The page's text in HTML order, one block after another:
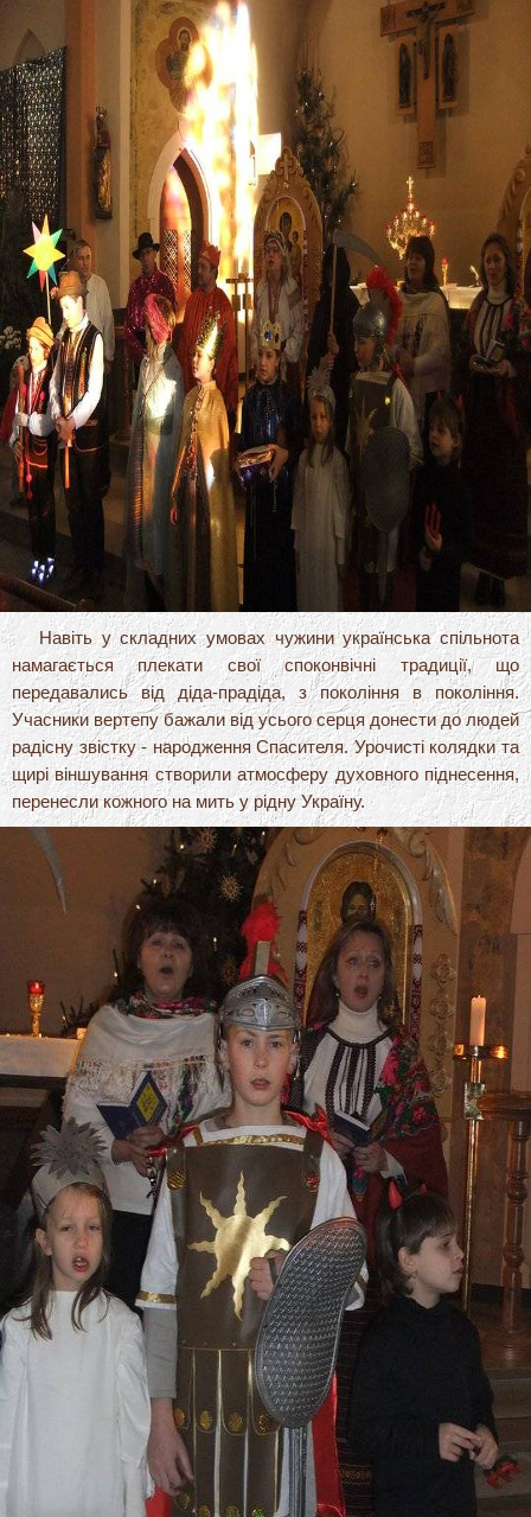
Навіть у складних умовах чужини українська спільнота
намагається плекати свої споконвічні традиції, що
передавались від діда-прадіда, з покоління в покоління.
Учасники вертепу бажали від усього серця донести до людей
радісну звістку - народження Спасителя. Урочисті колядки та
щирі віншування створили атмосферу духовного піднесення,
перенесли кожного на мить у рідну Україну.